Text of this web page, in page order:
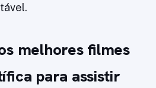
melhores filmes
para assistir